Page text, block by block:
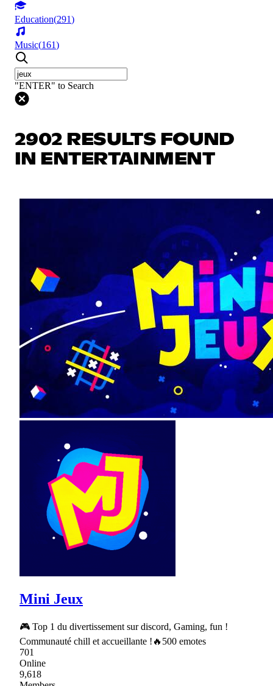
Education(291)
Music(161)
"ENTER" to Search
2902 RESULTS FOUND
IN ENTERTAINMENT
Mini Jeux
🎮 Top 1 du divertissement sur discord, Gaming, fun !
Communauté chill et accueillante !🔥500 emotes
701
Online
9,618